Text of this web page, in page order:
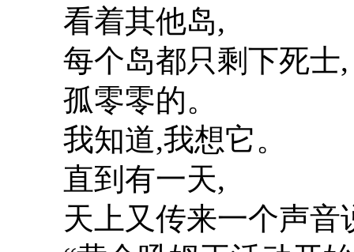
看着其他岛,
每个岛都只剩下死士,
孤零零的。
我知道,我想它。
直到有一天,
天上又传来一个声音